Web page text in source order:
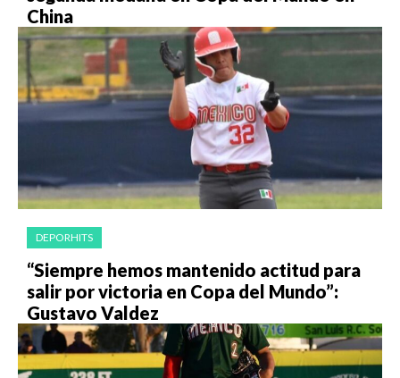
China
DEPORHITS
“Siempre hemos mantenido actitud para
salir por victoria en Copa del Mundo”:
Gustavo Valdez